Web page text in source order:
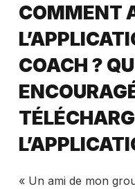
COMMENT
COACH ?
« Un ami de mon